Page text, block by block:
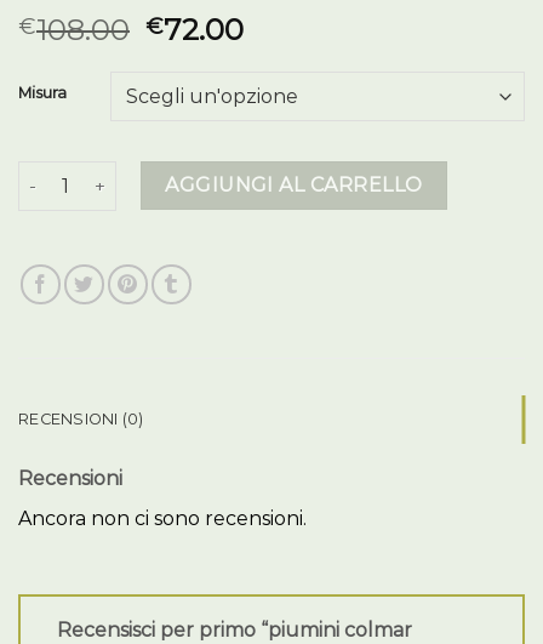
€108.00 €72.00
Misura
piumini colmar donna quantitàAGGIUNGI AL CARRELLO
RECENSIONI (0)
Recensioni
Ancora non ci sono recensioni.
Recensisci per primo “piumini colmar